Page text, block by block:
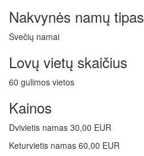
Nakvynės namų tipas
Svečių namai
Lovų vietų skaičius
60 gulimos vietos
Kainos
Dvivietis namas 30,00 EUR
Keturvietis namas 60,00 EUR